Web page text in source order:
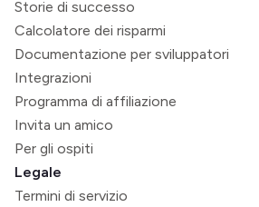
Storie di successo
Calcolatore dei risparmi
Documentazione per sviluppatori
Integrazioni
Programma di affiliazione
Invita un amico
Per gli ospiti
Legale
Termini di servizio